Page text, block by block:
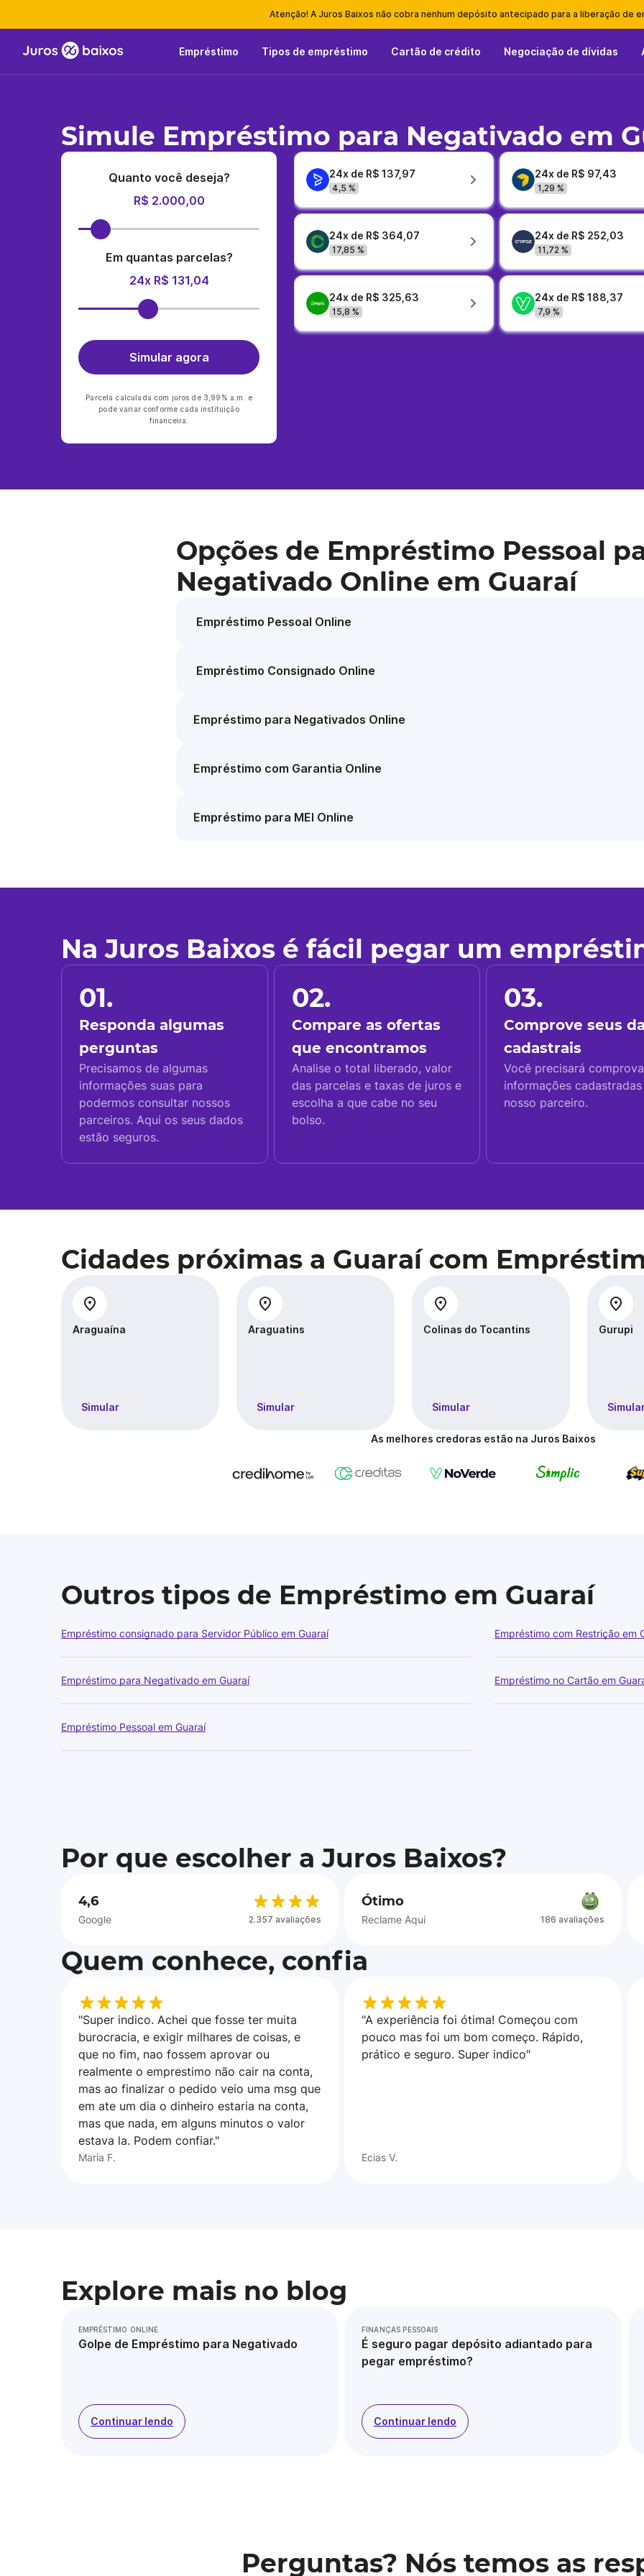
Atenção! A Juros Baixos não cobra nenhum depósito antecipado para a liberação de
Empréstimo Tipos de empréstimo Cartão de crédito Negociação de dívidas
Simule Empréstimo para Negativado em
Quanto você deseja?
R$ 2.000,00
Em quantas parcelas?
24x R$ 131,04
Simular agora
Parcela calculada com juros de 3,99% a.m. e
pode variar conforme cada instituição
financeira.
24x de R$ 137,97
4,5 %
24x de R$ 97,43
1,29 %
24x de R$ 364,07
17,85 %
24x de R$ 252,03
11,72 %
24x de R$ 325,63
15,8 %
24x de R$ 188,37
7,9 %
Opções de Empréstimo Pessoal
Negativado Online em Guaraí
Empréstimo Pessoal Online
Empréstimo Consignado Online
Empréstimo para Negativados Online
Empréstimo com Garantia Online
Empréstimo para MEI Online
Na Juros Baixos é fácil pegar um
01.
Responda algumas
perguntas
Precisamos de algumas
informações suas para
podermos consultar nossos
parceiros. Aqui os seus dados
estão seguros.
02.
Compare as ofertas
que encontramos
Analise o total liberado, valor
das parcelas e taxas de juros e
escolha a que cabe no seu
bolso.
03.
Comprove seus
cadastrais
Você precisará
informações
nosso parceiro.
Cidades próximas a Guaraí com
Araguaína
Simular
Araguatins
Simular
Colinas do Tocantins
Simular
Gurupi
As melhores credoras estão na Juros Baixos
Outros tipos de Empréstimo em Guaraí
Empréstimo consignado para Servidor Público em Guaraí Empréstimo com Restrição em
Empréstimo para Negativado em Guaraí Empréstimo no Cartão em
Empréstimo Pessoal em Guaraí
Por que escolher a Juros Baixos?
4,6
Google 2.357 avaliações
Ótimo
Reclame Aqui 186 avaliações
Quem conhece, confia
"Super indico. Achei que fosse ter muita
burocracia, e exigir milhares de coisas, e
que no fim, nao fossem aprovar ou
realmente o emprestimo não cair na conta,
mas ao finalizar o pedido veio uma msg que
em ate um dia o dinheiro estaria na conta,
mas que nada, em alguns minutos o valor
estava la. Podem confiar."
Maria F.
"A experiência foi ótima! Começou com
pouco mas foi um bom começo. Rápido,
prático e seguro. Super indico"
Ecias V.
Explore mais no blog
EMPRÉSTIMO ONLINE
Golpe de Empréstimo para Negativado
Continuar lendo
FINANÇAS PESSOAIS
É seguro pagar depósito adiantado para
pegar empréstimo?
Continuar lendo
Perguntas? Nós temos as